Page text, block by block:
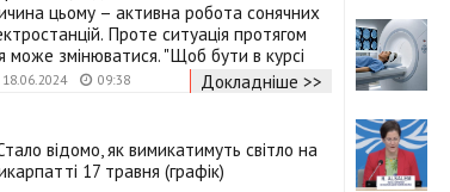
18.06.2024 09:38
цьому – активна робота сонячних
Проте ситуація протягом
може змінюватися. "Щоб бути в курсі
Докладніше >>